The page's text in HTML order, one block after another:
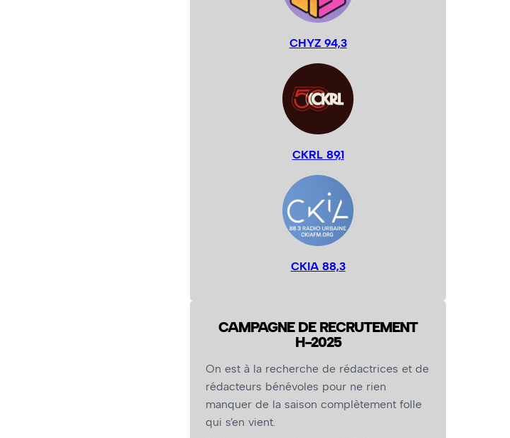
CHYZ 94,3
CKRL 89,1
CKIA 88,3
CAMPAGNE DE RECRUTEMENT
H-2025
On est à la recherche de rédactrices et de
rédacteurs bénévoles pour ne rien
manquer de la saison complètement folle
qui s’en vient.